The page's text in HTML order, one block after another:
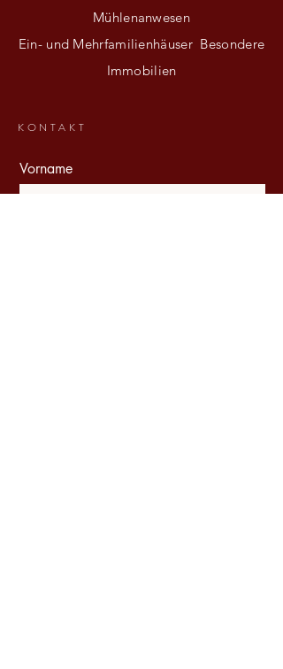
Mühlenanwesen
Ein- und Mehrfamilienhäuser Besondere
Immobilien
KONTAKT
Vorname